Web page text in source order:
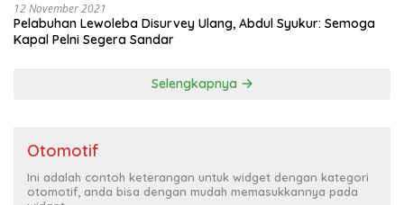
12 November 2021
Pelabuhan Lewoleba Disurvey Ulang, Abdul Syukur: Semoga
Kapal Pelni Segera Sandar
Selengkapnya
Otomotif
Ini adalah contoh keterangan untuk widget dengan kategori
otomotif, anda bisa dengan mudah memasukkannya pada